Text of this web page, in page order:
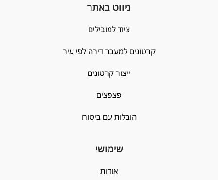
ניווט באתר
ציוד למובילים
קרטונים למעבר דירה לפי עיר
ייצור קרטונים
פצפצים
הובלות עם ביטוח
שימושי
אודות